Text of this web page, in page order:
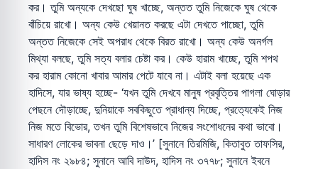
কর। তুমি অন্যকে দেখছো ঘুষ খাচ্ছে, অন্তত তুমি নিজেকে ঘুষ থেকে
বাঁচিয়ে রাখো। অন্য কেউ খেয়ানত করছে এটা দেখতে পাচ্ছো, তুমি
অন্তত নিজেকে সেই অপরাধ থেকে বিরত রাখো। অন্য কেউ অনর্গল
মিথ্যা বলছে, তুমি সত্য বলার চেষ্টা কর। কেউ হারাম খাচ্ছে, তুমি শপথ
কর হারাম কোনো খাবার আমার পেটে যাবে না। এটাই বলা হয়েছে এক
হাদিসে, যার ভাষ্য হচ্ছে- ‘যখন তুমি দেখবে মানুষ প্রবৃত্তির পাগলা ঘোড়ার
পেছনে দৌড়াচ্ছে, দুনিয়াকে সবকিছুতে প্রাধান্য দিচ্ছে, প্রত্যেকেই নিজ
নিজ মতে বিভোর, তখন তুমি বিশেষভাবে নিজের সংশোধনের কথা ভাবো।
সাধারণ লোকের ভাবনা ছেড়ে দাও।’ [সুনানে তিরমিজি, কিতাবুত তাফসির,
হাদিস নং ২৯৮৪; সুনানে আবি দাউদ, হাদিস নং ৩৭৭৮; সুনানে ইবনে